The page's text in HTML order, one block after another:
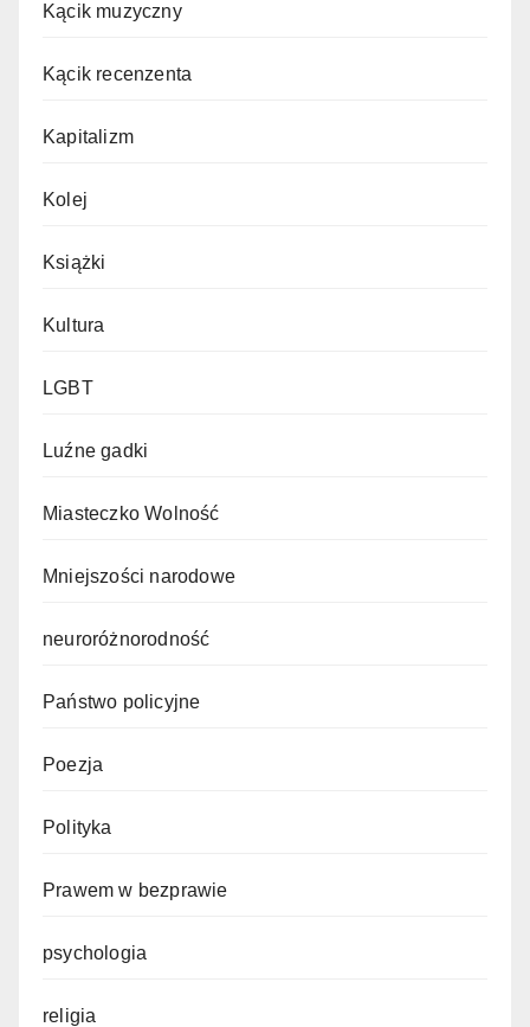
Kącik muzyczny
Kącik recenzenta
Kapitalizm
Kolej
Książki
Kultura
LGBT
Luźne gadki
Miasteczko Wolność
Mniejszości narodowe
neuroróżnorodność
Państwo policyjne
Poezja
Polityka
Prawem w bezprawie
psychologia
religia